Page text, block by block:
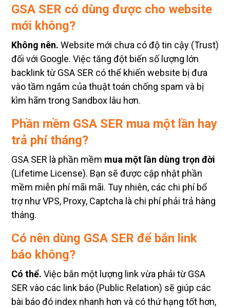
GSA SER có dùng được cho website
mới không?
Không nên. Website mới chưa có độ tin cậy (Trust)
đối với Google. Việc tăng đột biến số lượng lớn
backlink từ GSA SER có thể khiến website bị đưa
vào tầm ngắm của thuật toán chống spam và bị
kìm hãm trong Sandbox lâu hơn.
Phần mềm GSA SER mua một lần hay
trả phí tháng?
GSA SER là phần mềm mua một lần dùng trọn đời
(Lifetime License). Bạn sẽ được cập nhật phần
mềm miễn phí mãi mãi. Tuy nhiên, các chi phí bổ
trợ như VPS, Proxy, Captcha là chi phí phải trả hàng
tháng.
Có nên dùng GSA SER để bắn link
báo không?
Có thể. Việc bắn một lượng link vừa phải từ GSA
SER vào các link báo (Public Relation) sẽ giúp các
bài báo đó index nhanh hơn và có thứ hạng tốt hơn,